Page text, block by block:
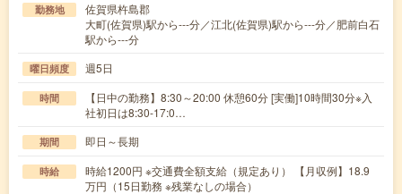
勤務地
佐賀県杵島郡
大町(佐賀県)駅から---分／江北(佐賀県)駅から---分／肥前白石
駅から---分
曜日頻度 週5日
時間
【日中の勤務】8:30～20:00 休憩60分 [実働]10時間30分※入
社初日は8:30-17:0…
期間 即日～長期
時給
時給1200円 ※交通費全額支給（規定あり） 【月収例】18.9
万円（15日勤務 ※残業なしの場合）